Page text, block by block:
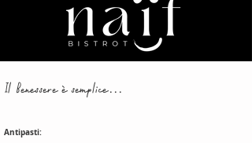
Il Benessere è semplice...
Antipasti: